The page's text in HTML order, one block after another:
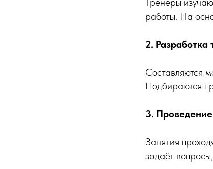
работы. На
2. Разработка
Составляются
Подбираются
3. Проведение
Занятия
задаёт